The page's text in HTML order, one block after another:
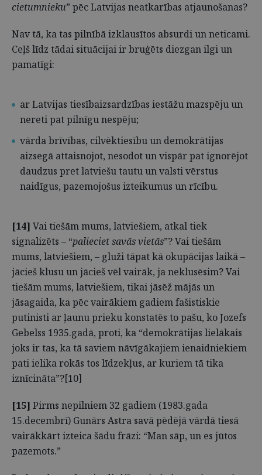
cietumnieku” pēc Latvijas neatkarības atjaunošanas?
Nav tā, ka tas pilnībā izklausītos absurdi un neticami.
Ceļš līdz tādai situācijai ir bruģēts diezgan ilgi un
pamatīgi:
ar Latvijas tiesībaizsardzības iestāžu mazspēju un
nereti pat pilnīgu nespēju;
vārda brīvības, cilvēktiesību un demokrātijas
aizsegā attaisnojot, nesodot un vispār pat ignorējot
daudzus pret latviešu tautu un valsti vērstus
naidīgus, pazemojošus izteikumus un rīcību.
[14] Vai tiešām mums, latviešiem, atkal tiek
signalizēts – “palieciet savās vietās”? Vai tiešām
mums, latviešiem, – gluži tāpat kā okupācijas laikā –
jācieš klusu un jācieš vēl vairāk, ja neklusēsim? Vai
tiešām mums, latviešiem, tikai jāsēž mājās un
jāsagaida, ka pēc vairākiem gadiem fašistiskie
putinisti ar ļaunu prieku konstatēs to pašu, ko Jozefs
Gebelss 1935.gadā, proti, ka “demokrātijas lielākais
joks ir tas, ka tā saviem nāvīgākajiem ienaidniekiem
pati ielika rokās tos līdzekļus, ar kuriem tā tika
iznīcināta”?[10]
[15] Pirms nepilniem 32 gadiem (1983.gada
15.decembrī) Gunārs Astra savā pēdējā vārdā tiesā
vairākkārt izteica šādu frāzi: “Man sāp, un es jūtos
pazemots.”